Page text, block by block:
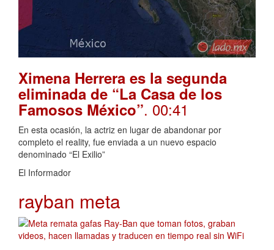
Ximena Herrera es la segunda
eliminada de “La Casa de los
Famosos México”. 00:41
En esta ocasión, la actriz en lugar de abandonar por
completo el reality, fue enviada a un nuevo espacio
denominado “El Exilio”
El Informador
rayban meta